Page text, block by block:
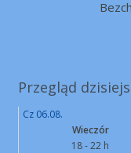
Przegląd
Cz 06.08.
Wieczór
18 - 22 h